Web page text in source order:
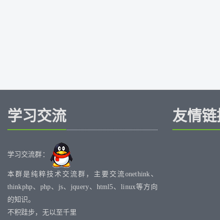
学习交流
学习交流群：
本群是纯粹技术交流群，主要交流onethink、
thinkphp、php、js、jquery、html5、linux等方向
的知识。
不积跬步，无以至千里
友情